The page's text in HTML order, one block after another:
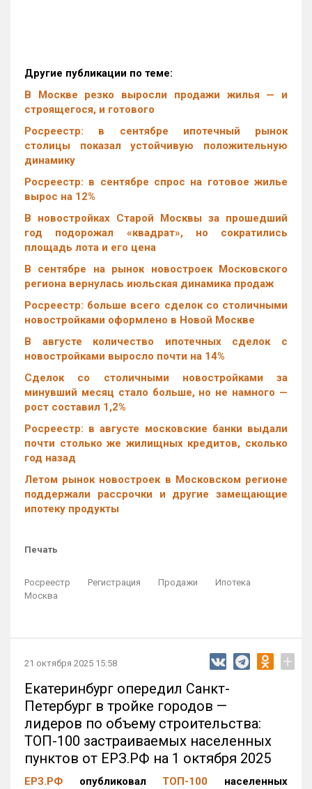
Другие публикации по теме:
В Москве резко выросли продажи жилья — и
строящегося, и готового
Росреестр: в сентябре ипотечный рынок
столицы показал устойчивую положительную
динамику
Росреестр: в сентябре спрос на готовое жилье
вырос на 12%
В новостройках Старой Москвы за прошедший
год подорожал «квадрат», но сократились
площадь лота и его цена
В сентябре на рынок новостроек Московского
региона вернулась июльская динамика продаж
Росреестр: больше всего сделок со столичными
новостройками оформлено в Новой Москве
В августе количество ипотечных сделок с
новостройками выросло почти на 14%
Cделок со столичными новостройками за
минувший месяц стало больше, но не намного —
рост составил 1,2%
Росреестр: в августе московские банки выдали
почти столько же жилищных кредитов, сколько
год назад
Летом рынок новостроек в Московском регионе
поддержали рассрочки и другие замещающие
ипотеку продукты
Печать
Росреестр Регистрация Продажи
Ипотека
Москва
21 октября 2025 15:58 +
Екатеринбург опередил Санкт-
Петербург в тройке городов —
лидеров по объему строительства:
ТОП-100 застраиваемых населенных
пунктов от ЕРЗ.РФ на 1 октября 2025
ЕРЗ.РФ опубликовал ТОП-100 населенных